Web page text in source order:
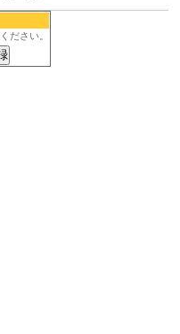
ださい。